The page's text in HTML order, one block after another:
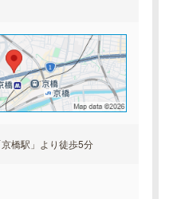
橋駅」より徒歩5分